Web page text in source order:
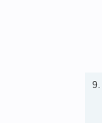
9.